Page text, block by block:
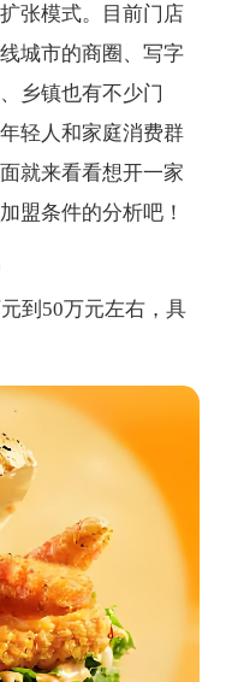
张模式。目前门店
城市的商圈、写字
乡镇也有不少门
轻人和家庭消费群
就来看看想开一家
盟条件的分析吧！
到50万元左右，具